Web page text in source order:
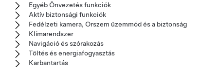
Egyéb Önvezetés funkciók
Aktív biztonsági funkciók
Fedélzeti kamera, Őrszem üzemmód és a biztonság
Klímarendszer
Navigáció és szórakozás
Töltés és energiafogyasztás
Karbantartás